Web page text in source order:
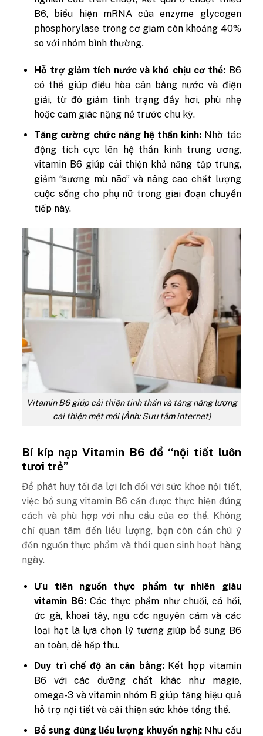
B6, biểu hiện mRNA của enzyme glycogen
phosphorylase trong cơ giảm còn khoảng 40%
so với nhóm bình thường.
Hỗ trợ giảm tích nước và khó chịu cơ thể: B6
có thể giúp điều hòa cân bằng nước và điện
giải, từ đó giảm tình trạng đầy hơi, phù nhẹ
hoặc cảm giác nặng nề trước chu kỳ.
Tăng cường chức năng hệ thần kinh: Nhờ tác
động tích cực lên hệ thần kinh trung ương,
vitamin B6 giúp cải thiện khả năng tập trung,
giảm “sương mù não” và nâng cao chất lượng
cuộc sống cho phụ nữ trong giai đoạn chuyển
tiếp này.
Vitamin B6 giúp cải thiện tinh thần và tăng năng lượng
cải thiện mệt mỏi (Ảnh: Sưu tầm internet)
Bí kíp nạp Vitamin B6 để “nội tiết luôn
tươi trẻ”
Để phát huy tối đa lợi ích đối với sức khỏe nội tiết,
việc bổ sung vitamin B6 cần được thực hiện đúng
cách và phù hợp với nhu cầu của cơ thể. Không
chỉ quan tâm đến liều lượng, bạn còn cần chú ý
đến nguồn thực phẩm và thói quen sinh hoạt hàng
ngày.
Ưu tiên nguồn thực phẩm tự nhiên giàu
vitamin B6:Các thực phẩm như chuối, cá hồi,
ức gà, khoai tây, ngũ cốc nguyên cám và các
loại hạt là lựa chọn lý tưởng giúp bổ sung B6
an toàn, dễ hấp thu.
Duy trì chế độ ăn cân bằng:Kết hợp vitamin
B6 với các dưỡng chất khác như magie,
omega-3 và vitamin nhóm B giúp tăng hiệu quả
hỗ trợ nội tiết và cải thiện sức khỏe tổng thể.
Bổ sung đúng liều lượng khuyến nghị: Nhu cầu